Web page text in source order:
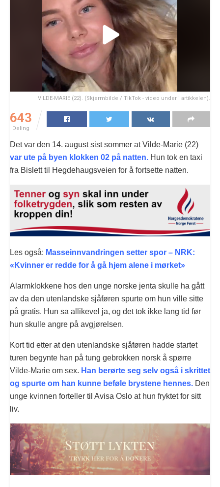
VILDE-MARIE (22). (Skjermbilde / TikTok - video under i artikkelen).
643
Deling
Det var den 14. august sist sommer at Vilde-Marie (22)
var ute på byen klokken 02 på natten. Hun tok en taxi
fra Bislett til Hegdehaugsveien for å fortsette natten.
Les også: Masseinnvandringen setter spor – NRK:
«Kvinner er redde for å gå hjem alene i mørket»
Alarmklokkene hos den unge norske jenta skulle ha gått
av da den utenlandske sjåføren spurte om hun ville sitte
på gratis. Hun sa allikevel ja, og det tok ikke lang tid før
hun skulle angre på avgjørelsen.
Kort tid etter at den utenlandske sjåføren hadde startet
turen begynte han på tung gebrokken norsk å spørre
Vilde-Marie om sex. Han berørte seg selv også i skrittet
og spurte om han kunne beføle brystene hennes. Den
unge kvinnen forteller til Avisa Oslo at hun fryktet for sitt
liv.